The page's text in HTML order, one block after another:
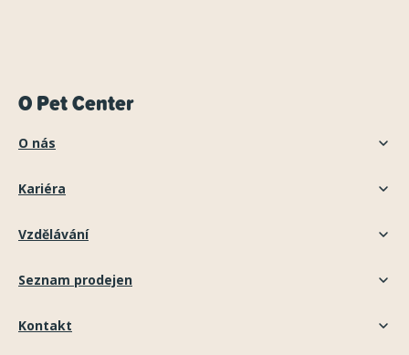
O Pet Center
O nás
Kariéra
Vzdělávání
Seznam prodejen
Kontakt